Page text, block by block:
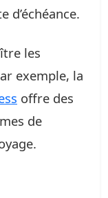
d’échéance.
les
exemple, la
offre des
de